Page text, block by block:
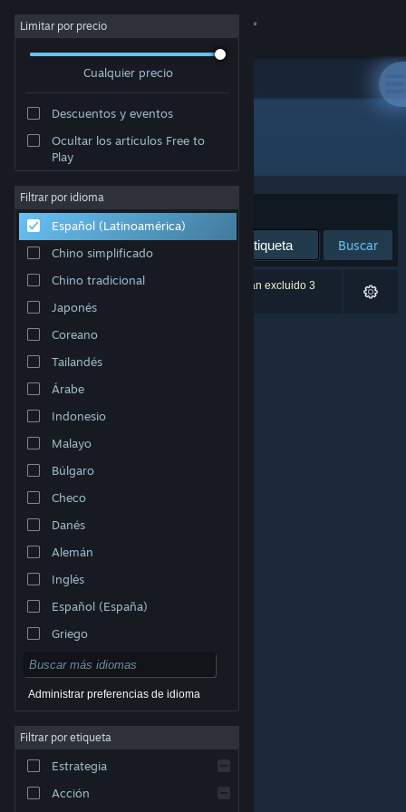
Iniciar sesión
Acerca de
Soporte
Cambiar idioma
Obtener la aplicación de Steam Mobile
Ver versión clásica
© Valve Corporation. Todos los derechos reservados.
Todas las marcas registradas pertenecen a sus
de Privacidad|Información legal
Acuerdo de Suscriptor a Steam
Cookies
Limitar por precio
Cualquier precio
Descuentos y eventos
Ocultar los artículos Free to
Play
Filtrar por idioma
Español (Latinoamérica)
Chino simplificado
Chino tradicional
Japonés
Coreano
Tailandés
Árabe
Indonesio
Malayo
Búlgaro
Checo
Danés
Alemán
Inglés
Español (España)
Griego
Administrar preferencias de idioma
Filtrar por etiqueta
Estrategia
Acción
Desarrollador: THETABLE Z
Ordenar por Relevancia
Buscar
0 resultado(s) coinciden con la búsqueda. Se han excluido 3
títulos según tus preferencias.